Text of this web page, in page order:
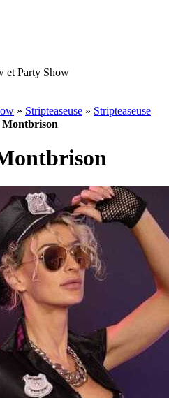
et Party Show
» Stripteaseuse » Stripteaseuse
Montbrison